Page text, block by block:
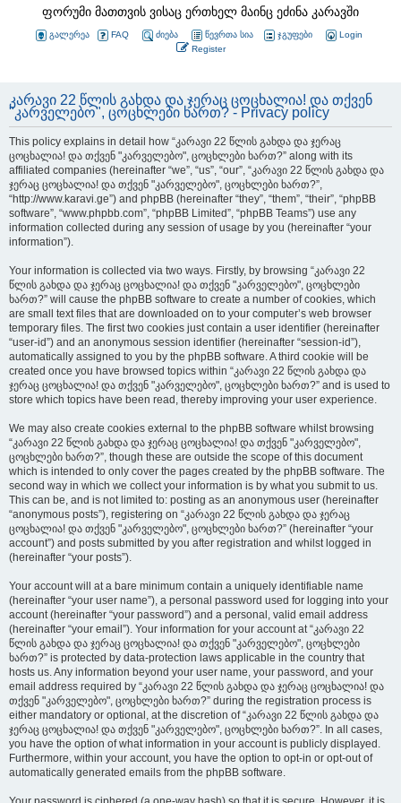
ფორუმი მათთვის ვისაც ერთხელ მაინც ეძინა კარავში
გალერეა FAQ ძიება წევრთა სია ჯგუფები
Login
Register
კარავი 22 წლის გახდა და ჯერაც ცოცხალია! და თქვენ
"კარველებო", ცოცხლები ხართ? - Privacy policy
This policy explains in detail how “კარავი 22 წლის გახდა და ჯერაც
ცოცხალია! და თქვენ "კარველებო", ცოცხლები ხართ?” along with its
affiliated companies (hereinafter “we”, “us”, “our”, “კარავი 22 წლის გახდა და
ჯერაც ცოცხალია! და თქვენ "კარველებო", ცოცხლები ხართ?”,
“http://www.karavi.ge”) and phpBB (hereinafter “they”, “them”, “their”, “phpBB
software”, “www.phpbb.com”, “phpBB Limited”, “phpBB Teams”) use any
information collected during any session of usage by you (hereinafter “your
information”).
Your information is collected via two ways. Firstly, by browsing “კარავი 22
წლის გახდა და ჯერაც ცოცხალია! და თქვენ "კარველებო", ცოცხლები
ხართ?” will cause the phpBB software to create a number of cookies, which
are small text files that are downloaded on to your computer’s web browser
temporary files. The first two cookies just contain a user identifier (hereinafter
“user-id”) and an anonymous session identifier (hereinafter “session-id”),
automatically assigned to you by the phpBB software. A third cookie will be
created once you have browsed topics within “კარავი 22 წლის გახდა და
ჯერაც ცოცხალია! და თქვენ "კარველებო", ცოცხლები ხართ?” and is used to
store which topics have been read, thereby improving your user experience.
We may also create cookies external to the phpBB software whilst browsing
“კარავი 22 წლის გახდა და ჯერაც ცოცხალია! და თქვენ "კარველებო",
ცოცხლები ხართ?”, though these are outside the scope of this document
which is intended to only cover the pages created by the phpBB software. The
second way in which we collect your information is by what you submit to us.
This can be, and is not limited to: posting as an anonymous user (hereinafter
“anonymous posts”), registering on “კარავი 22 წლის გახდა და ჯერაც
ცოცხალია! და თქვენ "კარველებო", ცოცხლები ხართ?” (hereinafter “your
account”) and posts submitted by you after registration and whilst logged in
(hereinafter “your posts”).
Your account will at a bare minimum contain a uniquely identifiable name
(hereinafter “your user name”), a personal password used for logging into your
account (hereinafter “your password”) and a personal, valid email address
(hereinafter “your email”). Your information for your account at “კარავი 22
წლის გახდა და ჯერაც ცოცხალია! და თქვენ "კარველებო", ცოცხლები
ხართ?” is protected by data-protection laws applicable in the country that
hosts us. Any information beyond your user name, your password, and your
email address required by “კარავი 22 წლის გახდა და ჯერაც ცოცხალია! და
თქვენ "კარველებო", ცოცხლები ხართ?” during the registration process is
either mandatory or optional, at the discretion of “კარავი 22 წლის გახდა და
ჯერაც ცოცხალია! და თქვენ "კარველებო", ცოცხლები ხართ?”. In all cases,
you have the option of what information in your account is publicly displayed.
Furthermore, within your account, you have the option to opt-in or opt-out of
automatically generated emails from the phpBB software.